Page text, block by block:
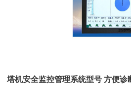
塔机安全监控管理系统型号 方便诊